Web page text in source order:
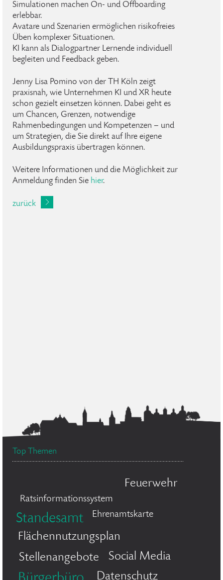
Simulationen machen On- und Offboarding
erlebbar.
Avatare und Szenarien ermöglichen risikofreies
Üben komplexer Situationen.
KI kann als Dialogpartner Lernende individuell
begleiten und Feedback geben.
Jenny Lisa Pomino von der TH Köln zeigt
praxisnah, wie Unternehmen KI und XR heute
schon gezielt einsetzen können. Dabei geht es
um Chancen, Grenzen, notwendige
Rahmenbedingungen und Kompetenzen – und
um Strategien, die Sie direkt auf Ihre eigene
Ausbildungspraxis übertragen können.
Weitere Informationen und die Möglichkeit zur
Anmeldung finden Sie hier.
zurück
Top Themen
Ratsinformationssystem
Feuerwehr
Standesamt Ehrenamtskarte
Flächennutzungsplan
Stellenangebote
Social Media
Datenschutz